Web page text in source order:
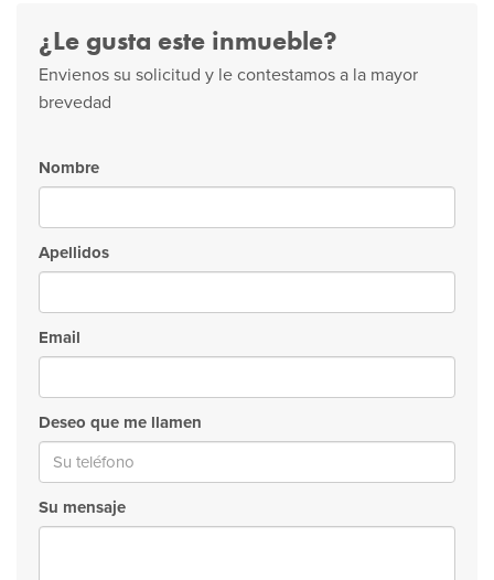
¿Le gusta este inmueble?
Envienos su solicitud y le contestamos a la mayor
brevedad
Nombre
Apellidos
Email
Deseo que me llamen
Su mensaje